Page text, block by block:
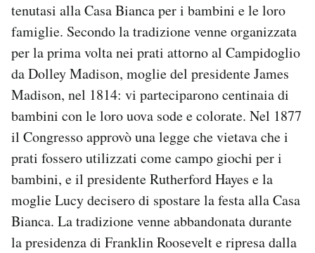
tenutasi alla Casa Bianca per i bambini e le loro
famiglie. Secondo la tradizione venne organizzata
per la prima volta nei prati attorno al Campidoglio
da Dolley Madison, moglie del presidente James
Madison, nel 1814: vi parteciparono centinaia di
bambini con le loro uova sode e colorate. Nel 1877
il Congresso approvò una legge che vietava che i
prati fossero utilizzati come campo giochi per i
bambini, e il presidente Rutherford Hayes e la
moglie Lucy decisero di spostare la festa alla Casa
Bianca. La tradizione venne abbandonata durante
la presidenza di Franklin Roosevelt e ripresa dalla